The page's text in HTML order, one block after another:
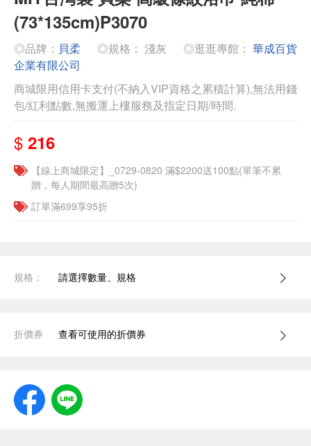
(73*135cm)P3070
◎品牌： 貝柔 ◎規格： 淺灰 ◎逛逛專館： 華成百貨
企業有限公司
商城限用信用卡支付(不納入VIP資格之累積計算),無法用錢
包/紅利點數,無搬運上樓服務及指定日期/時間.
$ 216
【線上商城限定】_0729-0820 滿$2200送100點(單筆不累
贈，每人期間最高贈5次)
訂單滿699享95折
規格： 請選擇數量、規格
折價券 查看可使用的折價券